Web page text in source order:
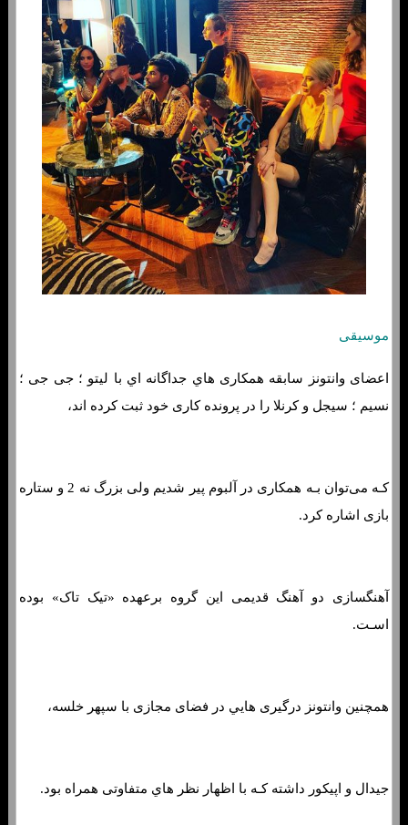
موسیقی
اعضای وانتونز سابقه همکاری هاي‌ جداگانه اي با لیتو ؛ جی جی ؛
نسیم ؛ سیجل و کرنلا را در پرونده کاری خود ثبت کرده اند،
کـه می‌توان بـه همکاری در آلبوم پیر شدیم ولی بزرگ نه 2 و ستاره
بازی اشاره کرد.
آهنگسازی دو آهنگ قدیمی این گروه برعهده «تیک تاک» بوده
اسـت.
همچنین وانتونز درگیری هایي در فضای مجازی با سپهر خلسه،
جیدال و اپیکور داشته کـه با اظهار نظر هاي‌ متفاوتی همراه بود.